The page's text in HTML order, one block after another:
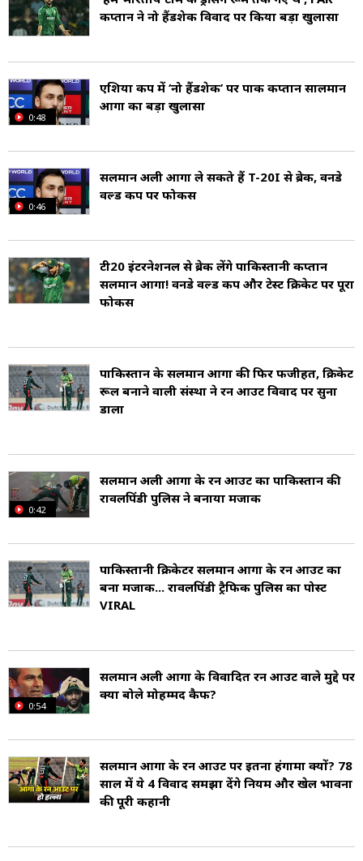
गया. जून 2018 में ग्लोबल टी20 कनाडा टूर्नामेंट में
एडमॉन्टन रॉयल्स टीम के लिए खेला, जहां उन्होंने छह मैचों
में 218 रन बनाकर अपनी टीम के शीर्ष रन स्कोरर बनने
का गौरव हासिल किया. सितंबर 2019 में उन्हें साउदर्न
पंजाब की टीम में क्वैद-ए-आजम ट्रॉफी के लिए शामिल
किया गया. अक्टूबर 2021 में उन्हें पाकिस्तान शहीन्स की
टीम में श्रीलंका दौरे के लिए नामित किया गया.
टेस्ट टीम में दक्षिण अफ्रीका के खिलाफ शमिल किया गया.
मार्च 2021 में उन्हें जिम्बाब्वे के खिलाफ भी टेस्ट टीम में
वनडे टीम में शामिल किया गया. जून 2022 में श्रीलंका
दौरे के दौरान उन्होंने टेस्ट क्रिकेट में डेब्यू किया. अगस्त
2022 में नीदरलैंड्स दौरे के दौरान उनका वनडे डेब्यू हुआ.
नवम्बर 2023 में उन्हें ऑस्ट्रेलिया टेस्ट दौरे के लिए
पाकिस्तान टीम में चुना गया. अगस्त 2024 में बांग्लादेश के
खिलाफ घरेलू टेस्ट सीरीज के लिए टीम में शामिल किया
गया.
फरवरी 2025 में उन्होंने अपनी पहली वनडे शतकीय पारी
जिसमें पाकिस्तान, न्यूजीलैंड और दक्षिण अफ्रीका की टीमें
भाग ले रही थीं. विशेष रूप से दक्षिण अफ्रीका के खिलाफ
एक निर्णायक मुकाबले में उनका प्रदर्शन यादगार रहा.
अगस्त 2025 में सलमान अली आगा ने पाकिस्तान को
वेस्ट इंडीज के खिलाफ लॉडरहिल, फ्लोरिडा में खेले गए
तीन मैचों की टी20 सीरीज में 2-1 से जीत दिलाई. भले ही
व्यक्तिगत तौर पर उनका प्रदर्शन बहुत शानदार नहीं रहा,
कप्तान ने नो हैंडशेक विवाद पर किया बड़ा खुलासा
0:48
एशिया कप में ‘नो हैंडशेक’ पर पाक कप्तान सालमान
आगा का बड़ा खुलासा
0:46
सलमान अली आगा ले सकते हैं T-20I से ब्रेक, वनडे
वर्ल्ड कप पर फोकस
टी20 इंटरनेशनल से ब्रेक लेंगे पाकिस्तानी कप्तान
सलमान आगा! वनडे वर्ल्ड कप और टेस्ट क्रिकेट पर पूरा
फोकस
पाकिस्तान के सलमान आगा की फिर फजीहत, क्रिकेट
रूल बनाने वाली संस्था ने रन आउट विवाद पर सुना
डाला
0:42
सलमान अली आगा के रन आउट का पाकिस्तान की
रावलपिंडी पुलिस ने बनाया मजाक
पाकिस्तानी क्रिकेटर सलमान आगा के रन आउट का
बना मजाक... रावलपिंडी ट्रैफिक पुलिस का पोस्ट
VIRAL
0:54
सलमान अली आगा के विवादित रन आउट वाले मुद्दे पर
क्या बोले मोहम्मद कैफ?
सलमान आगा के रन आउट पर इतना हंगामा क्यों? 78
साल में ये 4 विवाद समझा देंगे नियम और खेल भावना
की पूरी कहानी